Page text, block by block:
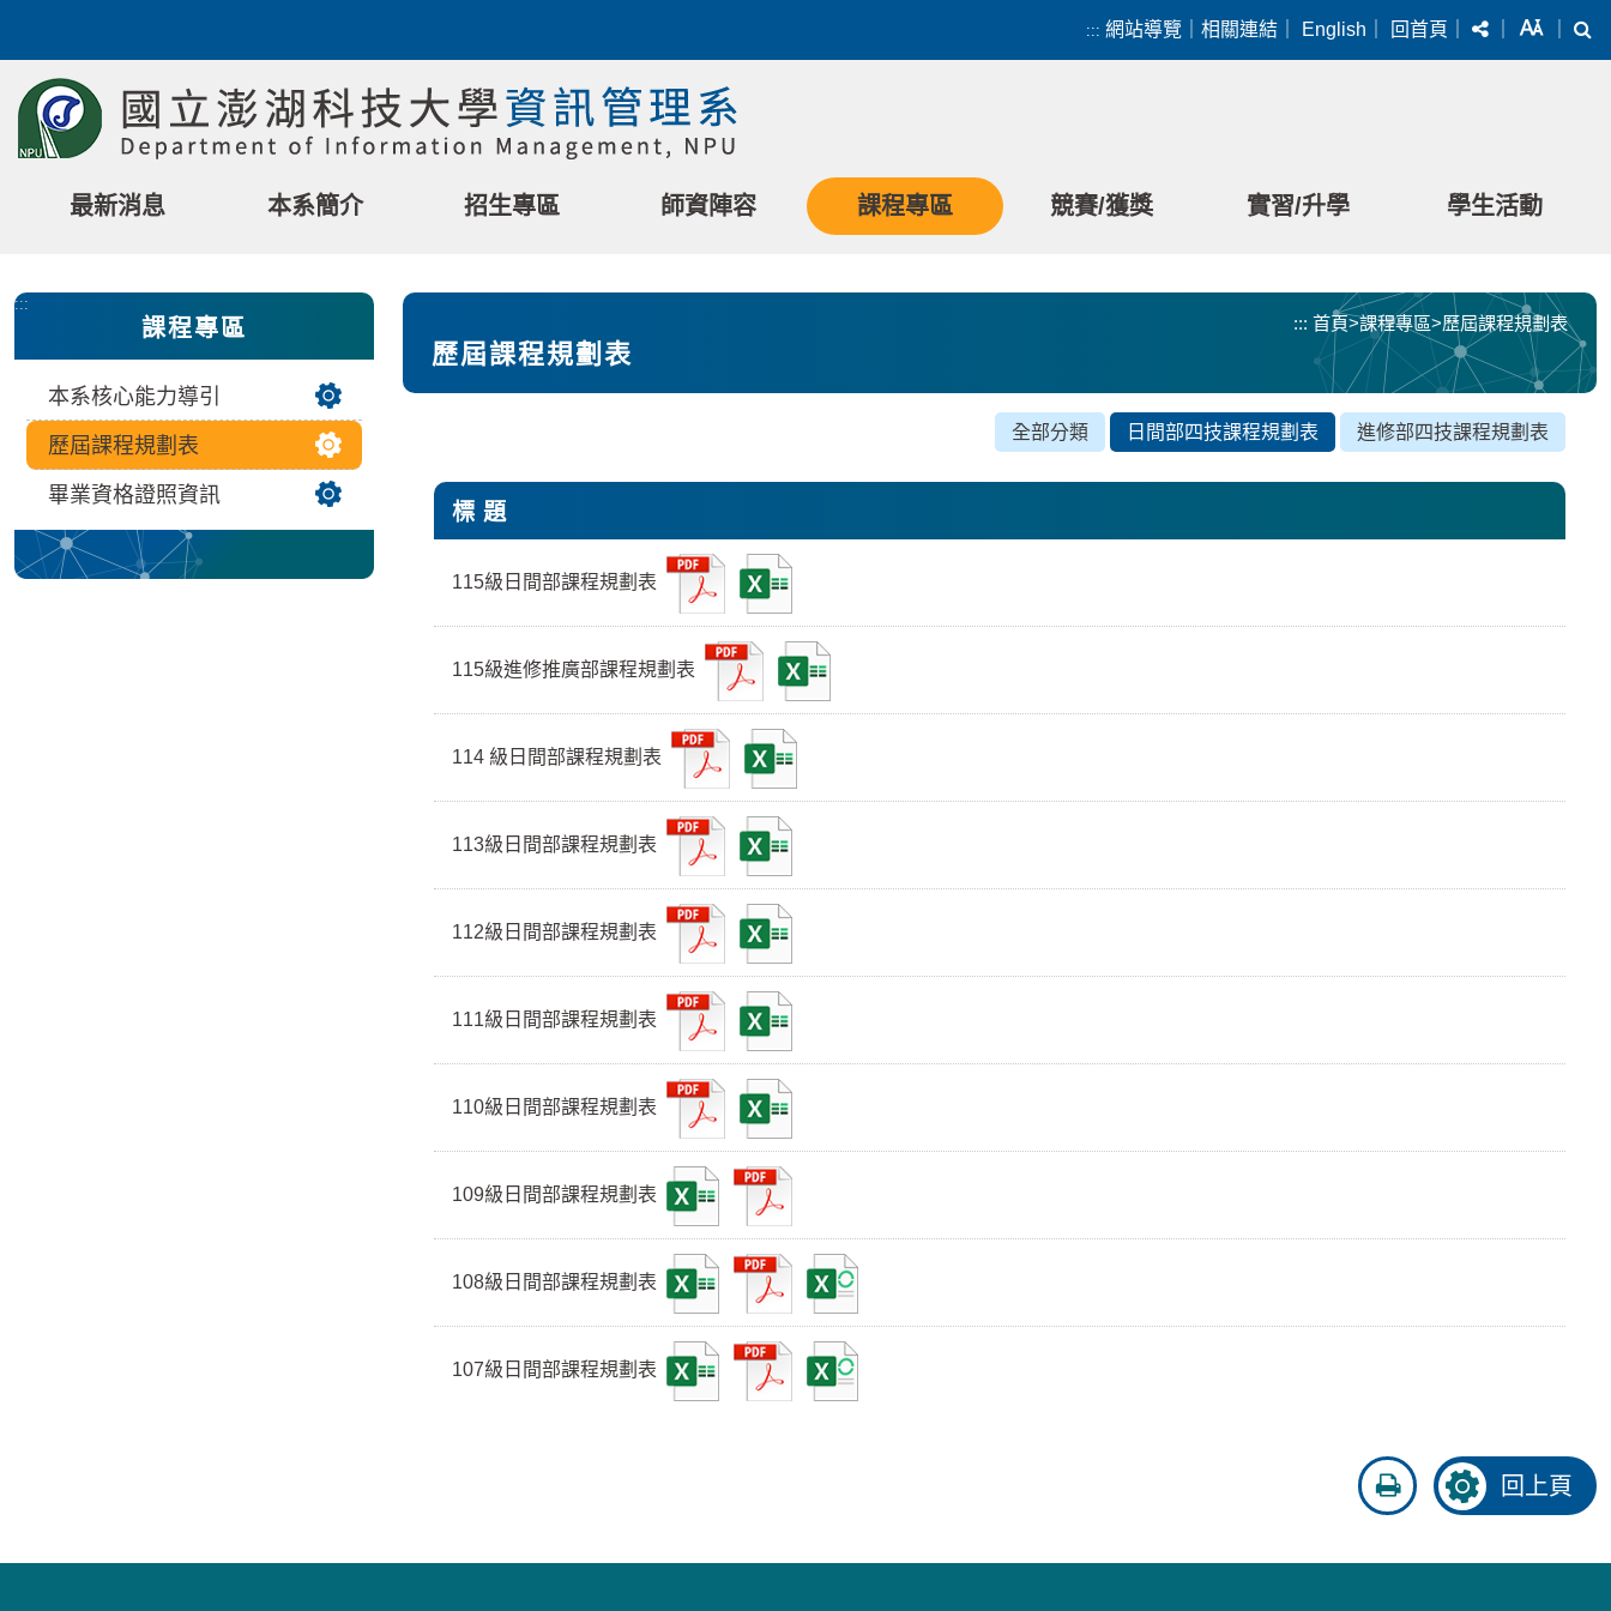
::: 網站導覽 相關連結 English 回首頁 分享 字級
最新消息 本系簡介 招生專區 師資陣容 課程專區 競賽/獲獎 實習/升學 學生活動
:::
課程專區
本系核心能力導引
歷屆課程規劃表
畢業資格證照資訊
::: 首頁>課程專區>歷屆課程規劃表
歷屆課程規劃表
全部分類 日間部四技課程規劃表 進修部四技課程規劃表
標 題
115級日間部課程規劃表
115級進修推廣部課程規劃表
114 級日間部課程規劃表
113級日間部課程規劃表
112級日間部課程規劃表
111級日間部課程規劃表
110級日間部課程規劃表
109級日間部課程規劃表
108級日間部課程規劃表
107級日間部課程規劃表
友
善
印
回上頁